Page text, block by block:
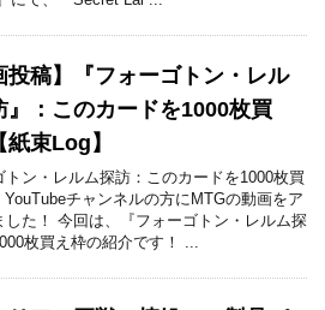
投稿】『フォーゴトン・レル
』：このカードを1000枚買
紙束Log】
トン・レルム探訪：このカードを1000枚買
チャンネルの方にMTGの動画をア
した！ 今回は、『フォーゴトン・レルム探
枚買え枠の紹介です！ ...